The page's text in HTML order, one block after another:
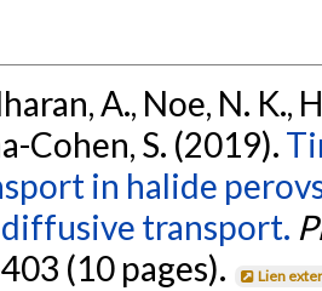
A., Noe, N. K.,
Cohen, S. (2019).
in halide
transport.
(10 pages).
Lien